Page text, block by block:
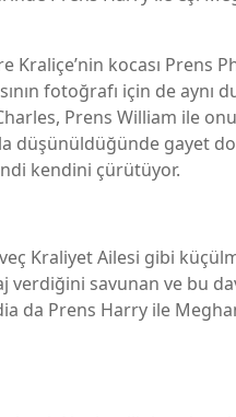
kocası Prens
fotoğrafı için de aynı
Prens William ile
düşünüldüğünde gayet
kendini çürütüyor.
Kraliyet Ailesi gibi
savunan ve bu
da Prens Harry ile